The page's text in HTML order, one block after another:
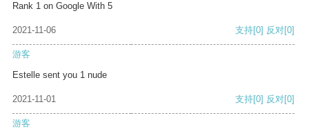
Rank 1 on Google With 5
2021-11-06 支持[0] 反对[0]
游客
Estelle sent you 1 nude
2021-11-01 支持[0] 反对[0]
游客